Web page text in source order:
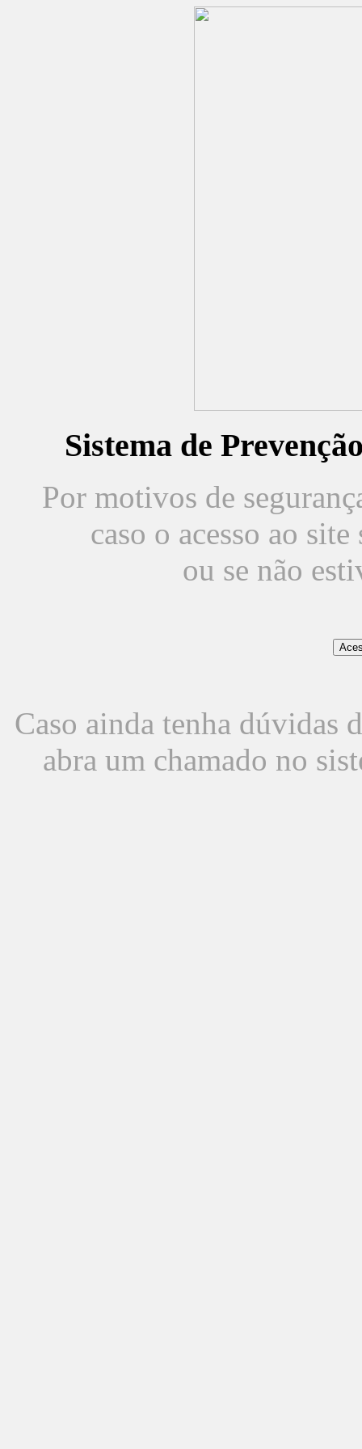
Sistema de
Por motivos de
caso o acesso ao
ou se não
Caso ainda tenha dúvidas
abra um chamado no